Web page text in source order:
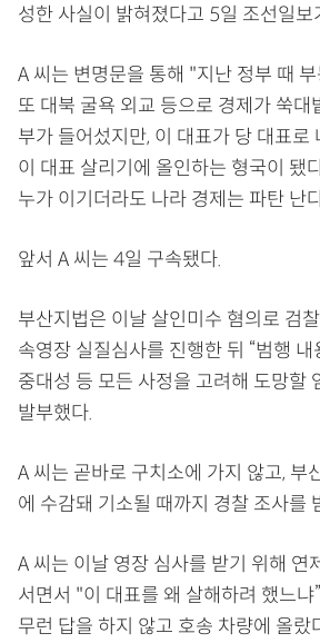
성한 사실이 밝혀졌다고 5일 조선일보
A 씨는 변명문을 통해 "지난 정부 때
또 대북 굴욕 외교 등으로 경제가 쑥대
부가 들어섰지만, 이 대표가 당 대표로
이 대표 살리기에 올인하는 형국이 됐
누가 이기더라도 나라 경제는 파탄 난
앞서 A 씨는 4일 구속됐다.
부산지법은 이날 살인미수 혐의로 검
속영장 실질심사를 진행한 뒤 “범행
중대성 등 모든 사정을 고려해 도망할
발부했다.
A 씨는 곧바로 구치소에 가지 않고, 부
에 수감돼 기소될 때까지 경찰 조사를
A 씨는 이날 영장 심사를 받기 위해 연
서면서 "이 대표를 왜 살해하려 했느
무런 답을 하지 않고 호송 차량에 올랐